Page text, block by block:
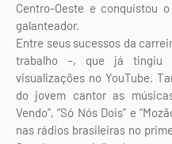
Centro-Oeste e conquistou
galanteador.
Entre seus sucessos da
trabalho –, que já tingiu
visualizações no YouTube.
do jovem cantor as
Vendo”, “Só Nós Dois” e
nas rádios brasileiras no